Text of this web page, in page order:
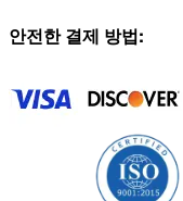
안전한 결제 방법: